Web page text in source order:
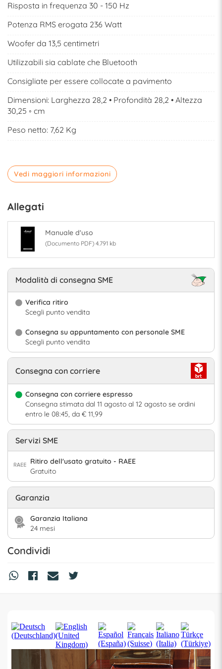
Risposta in frequenza 30 - 150 Hz
Potenza RMS erogata 236 Watt
Woofer da 13,5 centimetri
Utilizzabili sia cablate che Bluetooth
Consigliate per essere collocate a pavimento
Dimensioni: Larghezza 28,2 • Profondità 28,2 • Altezza
30,25 ◦ cm
Peso netto: 7,62 Kg
Vedi maggiori informazioni
Allegati
Manuale d'uso
(Documento PDF) 4.791 kb
Modalità di consegna SME
Verifica ritiro
Scegli punto vendita
Consegna su appuntamento con personale SME
Scegli punto vendita
Consegna con corriere
Consegna con corriere espresso
Consegna stimata dal 11 agosto al 12 agosto se ordini
entro le 08:45, da € 11,99
Servizi SME
Ritiro dell'usato gratuito - RAEE
Gratuito
Garanzia
Garanzia Italiana
24 mesi
Condividi